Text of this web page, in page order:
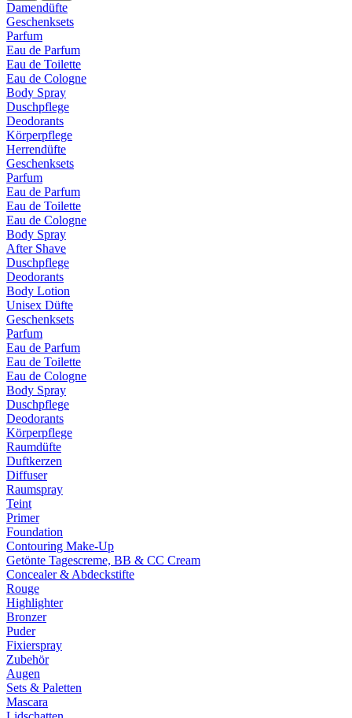
Damendüfte
Geschenksets
Parfum
Eau de Parfum
Eau de Toilette
Eau de Cologne
Body Spray
Duschpflege
Deodorants
Körperpflege
Herrendüfte
Geschenksets
Parfum
Eau de Parfum
Eau de Toilette
Eau de Cologne
Body Spray
After Shave
Duschpflege
Deodorants
Body Lotion
Unisex Düfte
Geschenksets
Parfum
Eau de Parfum
Eau de Toilette
Eau de Cologne
Body Spray
Duschpflege
Deodorants
Körperpflege
Raumdüfte
Duftkerzen
Diffuser
Raumspray
Teint
Primer
Foundation
Contouring Make-Up
Getönte Tagescreme, BB & CC Cream
Concealer & Abdeckstifte
Rouge
Highlighter
Bronzer
Puder
Fixierspray
Zubehör
Augen
Sets & Paletten
Mascara